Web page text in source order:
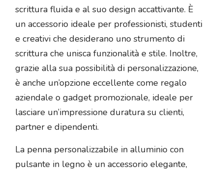
scrittura fluida e al suo design accattivante. È
un accessorio ideale per professionisti, studenti
e creativi che desiderano uno strumento di
scrittura che unisca funzionalità e stile. Inoltre,
grazie alla sua possibilità di personalizzazione,
è anche un’opzione eccellente come regalo
aziendale o gadget promozionale, ideale per
lasciare un’impressione duratura su clienti,
partner e dipendenti.
La penna personalizzabile in alluminio con
pulsante in legno è un accessorio elegante,